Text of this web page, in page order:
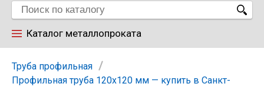
Каталог металлопроката
Арматура
Труба профильная
Профильная труба 120х120 мм — купить в Санкт-